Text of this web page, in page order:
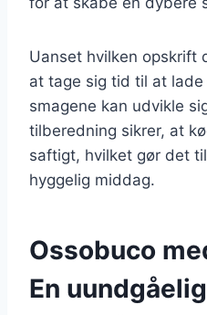
Uanset hvilken
at tage sig tid til at
smagene kan udvikle
tilberedning sikrer, at
saftigt, hvilket gør det
hyggelig middag.
Ossobuco
En uundgåelig